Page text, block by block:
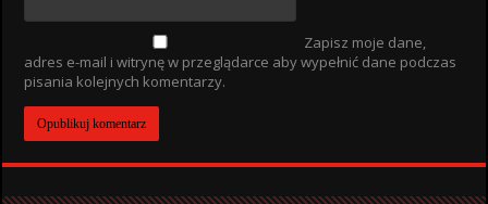
Zapisz moje dane,
adres e-mail i witrynę w przeglądarce aby wypełnić dane podczas
pisania kolejnych komentarzy.